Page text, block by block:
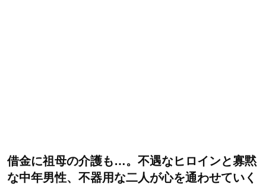
借金に祖母の介護も…。不遇なヒロインと寡黙
な中年男性、不器用な二人が心を通わせていく